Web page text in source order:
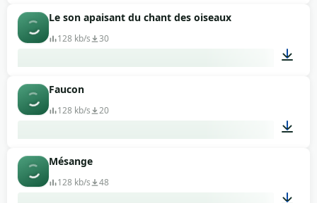
Le son apaisant du chant des oiseaux
128 kb/s 30
Faucon
128 kb/s 20
Mésange
128 kb/s 48